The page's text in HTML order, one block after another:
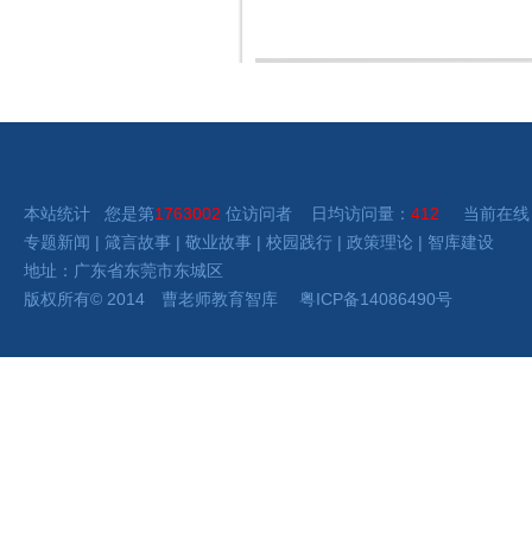
本站统计 您是第1763002 位访问者 日均访问量： 412 当前在线
专题新闻 | 箴言故事 | 敬业故事 | 校园践行 | 政策理论 | 智库建设
地址：广东省东莞市东城区
版权所有© 2014 曹老师教育智库 粤ICP备14086490号